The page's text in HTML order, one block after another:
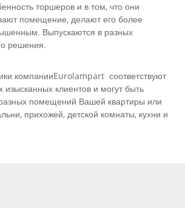
торшеров и в том, что они
помещение, делают его более
Выпускаются в разных
решения.
компанииEurolampart соответствуют
клиентов и могут быть
помещений Вашей квартиры или
прихожей, детской комнаты, кухни и